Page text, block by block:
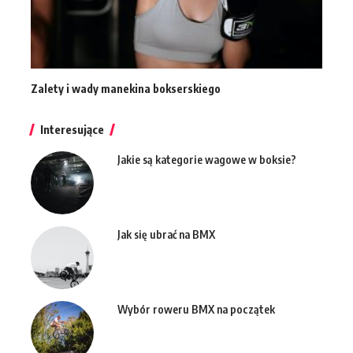
Zalety i wady manekina bokserskiego
Interesujące
Jakie są kategorie wagowe w boksie?
Jak się ubrać na BMX
Wybór roweru BMX na początek